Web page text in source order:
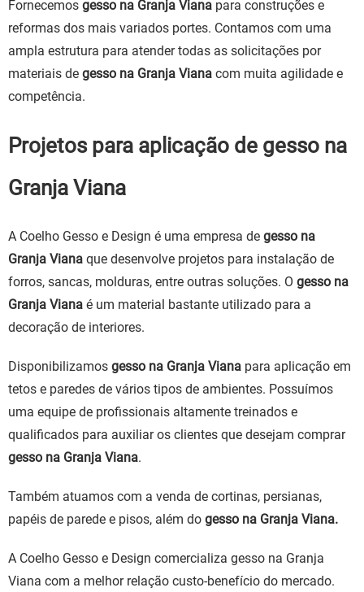
Fornecemos gesso na Granja Viana para construções e
reformas dos mais variados portes. Contamos com uma
ampla estrutura para atender todas as solicitações por
materiais de gesso na Granja Viana com muita agilidade e
competência.
Projetos para aplicação de gesso na
Granja Viana
A Coelho Gesso e Design é uma empresa de gesso na
Granja Viana que desenvolve projetos para instalação de
forros, sancas, molduras, entre outras soluções. O gesso na
Granja Viana é um material bastante utilizado para a
decoração de interiores.
Disponibilizamos gesso na Granja Viana para aplicação em
tetos e paredes de vários tipos de ambientes. Possuímos
uma equipe de profissionais altamente treinados e
qualificados para auxiliar os clientes que desejam comprar
gesso na Granja Viana.
Também atuamos com a venda de cortinas, persianas,
papéis de parede e pisos, além do gesso na Granja Viana.
A Coelho Gesso e Design comercializa gesso na Granja
Viana com a melhor relação custo-benefício do mercado.